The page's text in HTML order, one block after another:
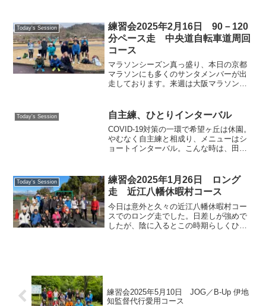
た。僕は３周目からペースが維持でき
ず、ジョグに切り...
Today's Session
練習会2025年2月16日 90－120
分ペース走 中央道自転車道周回
コース
マラソンシーズン真っ盛り、本日の京都
マラソンにも多くのサンタメンバーが出
走しております。来週は大阪マラソン、
ィメンズなどなど、楽しみな大会が控え
ております。希望が丘に集...
Today's Session 自主練、ひとりインターバル
COVID-19対策の一環で希望ヶ丘は休園。
やむなく自主練と相成り、メニューはシ
ョートインターバル。こんな時は、田ん
果的な練習となる時間、距離設定です。
フルマラソン3:...
Today's Session
練習会2025年1月26日 ロング
走 近江八幡休暇村コース
今日は意外と久々の近江八幡休暇村コー
スでのロング走でした。日差しが強めで
したが、陰に入るとこの時期らしくひん
練習会2025年5月10日 JOG／B-Up 伊地
知監督代行愛用コース